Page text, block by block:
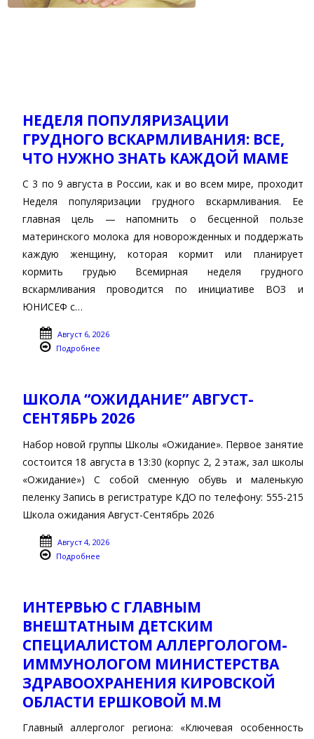
НЕДЕЛЯ ПОПУЛЯРИЗАЦИИ
ГРУДНОГО ВСКАРМЛИВАНИЯ: ВСЕ,
ЧТО НУЖНО ЗНАТЬ КАЖДОЙ МАМЕ
С 3 по 9 августа в России, как и во всем мире, проходит
Неделя популяризации грудного вскармливания. Ее
главная цель — напомнить о бесценной пользе
материнского молока для новорожденных и поддержать
каждую женщину, которая кормит или планирует
кормить грудью Всемирная неделя грудного
вскармливания проводится по инициативе ВОЗ и
ЮНИСЕФ с…
Август 6, 2026
Подробнее
ШКОЛА “ОЖИДАНИЕ” АВГУСТ-
СЕНТЯБРЬ 2026
Набор новой группы Школы «Ожидание». Первое занятие
состоится 18 августа в 13:30 (корпус 2, 2 этаж, зал школы
«Ожидание») С собой сменную обувь и маленькую
пеленку Запись в регистратуре КДО по телефону: 555-215
Школа ожидания Август-Сентябрь 2026
Август 4, 2026
Подробнее
ИНТЕРВЬЮ С ГЛАВНЫМ
ВНЕШТАТНЫМ ДЕТСКИМ
СПЕЦИАЛИСТОМ АЛЛЕРГОЛОГОМ-
ИММУНОЛОГОМ МИНИСТЕРСТВА
ЗДРАВООХРАНЕНИЯ КИРОВСКОЙ
ОБЛАСТИ ЕРШКОВОЙ М.М
Главный аллерголог региона: «Ключевая особенность